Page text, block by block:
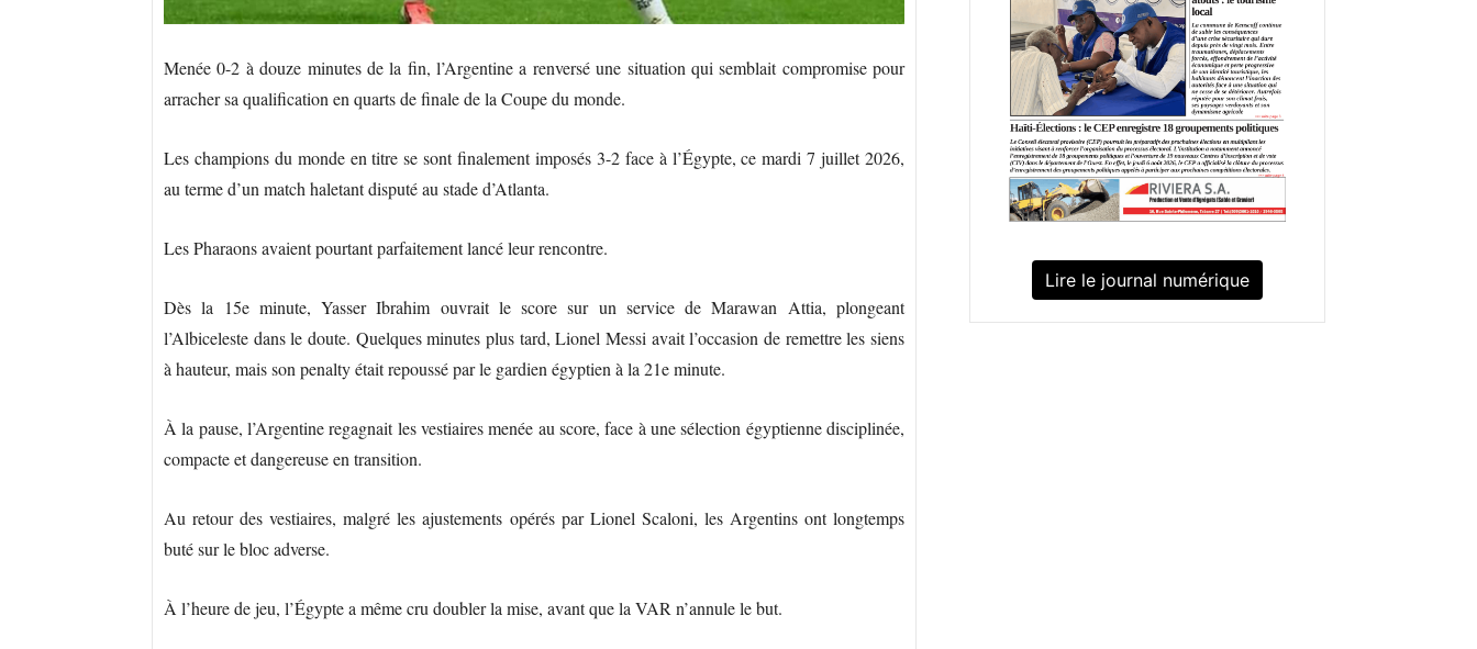
Menée 0-2 à douze minutes de la fin, l’Argentine a renversé une situation qui semblait compromise pour
arracher sa qualification en quarts de finale de la Coupe du monde.
Les champions du monde en titre se sont finalement imposés 3-2 face à l’Égypte, ce mardi 7 juillet 2026,
au terme d’un match haletant disputé au stade d’Atlanta.
Les Pharaons avaient pourtant parfaitement lancé leur rencontre.
Dès la 15e minute, Yasser Ibrahim ouvrait le score sur un service de Marawan Attia, plongeant
l’Albiceleste dans le doute. Quelques minutes plus tard, Lionel Messi avait l’occasion de remettre les siens
à hauteur, mais son penalty était repoussé par le gardien égyptien à la 21e minute.
À la pause, l’Argentine regagnait les vestiaires menée au score, face à une sélection égyptienne disciplinée,
compacte et dangereuse en transition.
Au retour des vestiaires, malgré les ajustements opérés par Lionel Scaloni, les Argentins ont longtemps
buté sur le bloc adverse.
À l’heure de jeu, l’Égypte a même cru doubler la mise, avant que la VAR n’annule le but.
Lire le journal numérique